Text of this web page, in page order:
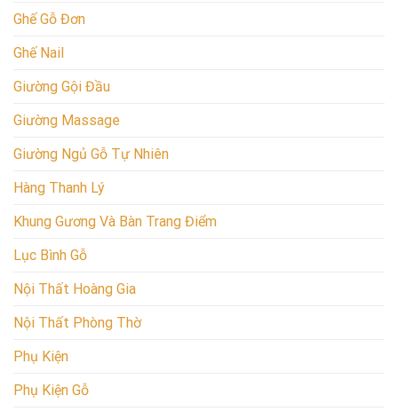
Ghế Gỗ Đơn
Ghế Nail
Giường Gội Đầu
Giường Massage
Giường Ngủ Gỗ Tự Nhiên
Hàng Thanh Lý
Khung Gương Và Bàn Trang Điểm
Lục Bình Gỗ
Nội Thất Hoàng Gia
Nội Thất Phòng Thờ
Phụ Kiện
Phụ Kiện Gỗ